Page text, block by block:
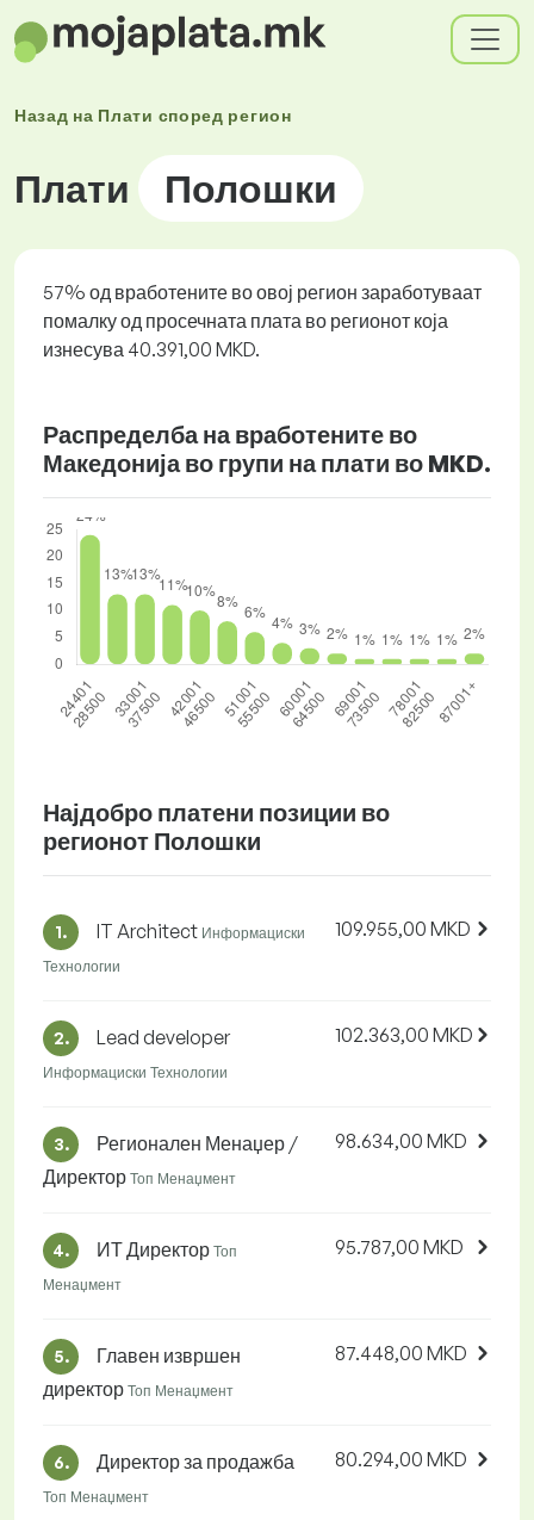
Назад на Плати според регион
Плати Полошки
57% од вработените во овој регион заработуваат
помалку од просечната плата во регионот која
изнесува 40.391,00 MKD.
Распределба на вработените во
Македонија во групи на плати во MKD.
Најдобро платени позиции во
регионот Полошки
1. IT Architect Информациски
Технологии
109.955,00 MKD
2. Lead developer
Информациски Технологии
102.363,00 MKD
3.
Регионален Менаџер /
Директор Топ Менаџмент
98.634,00 MKD
4. ИТ Директор Топ
Менаџмент
95.787,00 MKD
5.
Главен извршен
директор Топ Менаџмент
87.448,00 MKD
6. Директор за продажба
Топ Менаџмент
80.294,00 MKD